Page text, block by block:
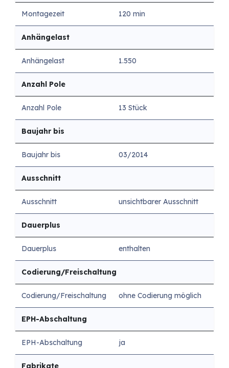
Montagezeit 120 min
Anhängelast
Anhängelast 1.550
Anzahl Pole
Anzahl Pole 13 Stück
Baujahr bis
Baujahr bis 03/2014
Ausschnitt
Ausschnitt unsichtbarer Ausschnitt
Dauerplus
Dauerplus enthalten
Codierung/Freischaltung
Codierung/Freischaltung ohne Codierung möglich
EPH-Abschaltung
EPH-Abschaltung ja